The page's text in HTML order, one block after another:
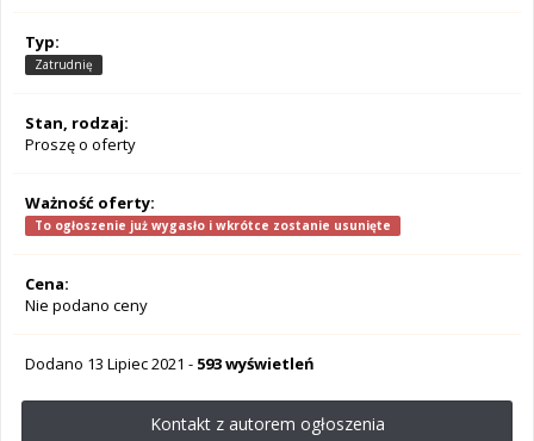
Typ:
Zatrudnię
Stan, rodzaj:
Proszę o oferty
Ważność oferty:
To ogłoszenie już wygasło i wkrótce zostanie usunięte
Cena:
Nie podano ceny
Dodano 13 Lipiec 2021 - 593 wyświetleń
Kontakt z autorem ogłoszenia